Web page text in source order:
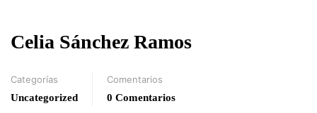
Celia Sánchez Ramos
Categorías
Uncategorized
Comentarios
0 Comentarios